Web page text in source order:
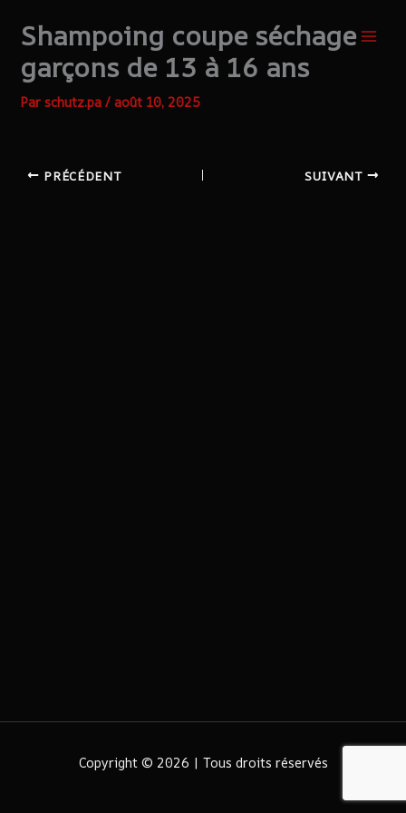
Shampoing coupe séchage
garçons de 13 à 16 ans
Parschutz.pa/août 10, 2025
PRÉCÉDENT SUIVANT
Copyright © 2026 | Tous droits réservés